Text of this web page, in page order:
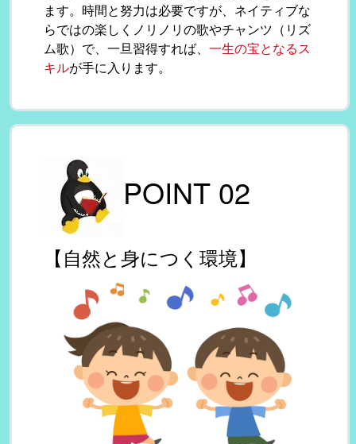
ます。時間と努力は必要ですが、ネイティブな
らではの楽しくノリノリの歌やチャンツ（リズ
ム歌）で、一旦習得すれば、一生の宝となるス
キルが手に入ります。
POINT 02
【自然と身につく環境】